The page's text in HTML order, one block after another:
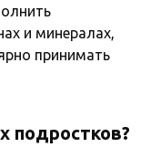
и минералах,
принимать
подростков?